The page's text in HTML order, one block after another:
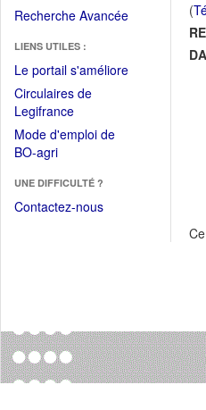
Recherche Avancée
LIENS UTILES :
Le portail s'améliore(Fichier
Circulaires de
Legifrance(Ouvrir
dans
une
fenêtre)
Mode d'emploi de
BO-agri(Ouvrir
une
nouvelle
UNE DIFFICULTÉ ?
Contactez-nous
(